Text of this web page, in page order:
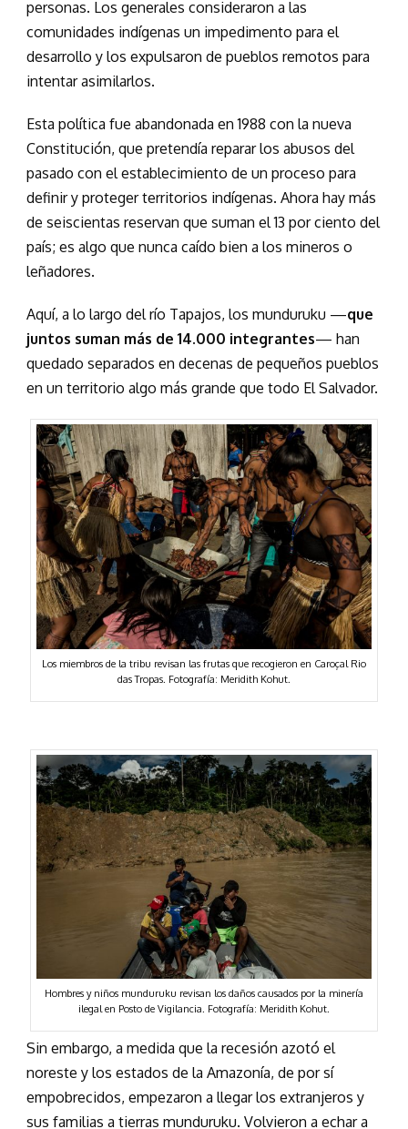
personas. Los generales consideraron a las
comunidades indígenas un impedimento para el
desarrollo y los expulsaron de pueblos remotos para
intentar asimilarlos.
Esta política fue abandonada en 1988 con la nueva
Constitución, que pretendía reparar los abusos del
pasado con el establecimiento de un proceso para
definir y proteger territorios indígenas. Ahora hay más
de seiscientas reservan que suman el 13 por ciento del
país; es algo que nunca caído bien a los mineros o
leñadores.
Aquí, a lo largo del río Tapajos, los munduruku —que
juntos suman más de 14.000 integrantes— han
quedado separados en decenas de pequeños pueblos
en un territorio algo más grande que todo El Salvador.
Los miembros de la tribu revisan las frutas que recogieron en Caroçal Rio
das Tropas. Fotografía: Meridith Kohut.
Hombres y niños munduruku revisan los daños causados por la minería
ilegal en Posto de Vigilancia. Fotografía: Meridith Kohut.
Sin embargo, a medida que la recesión azotó el
noreste y los estados de la Amazonía, de por sí
empobrecidos, empezaron a llegar los extranjeros y
sus familias a tierras munduruku. Volvieron a echar a